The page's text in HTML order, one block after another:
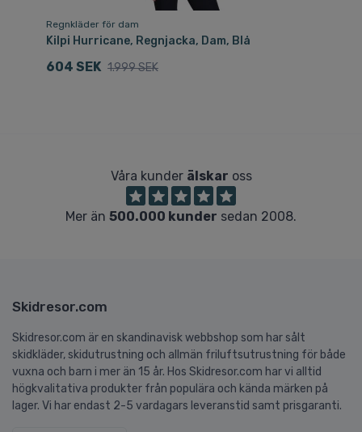
Regnkläder för dam
Kilpi Hurricane, Regnjacka, Dam, Blå
604 SEK 1.999 SEK
Våra kunder älskar oss
Mer än 500.000 kunder sedan 2008.
Skidresor.com
Skidresor.com är en skandinavisk webbshop som har sålt
skidkläder, skidutrustning och allmän friluftsutrustning för både
vuxna och barn i mer än 15 år. Hos Skidresor.com har vi alltid
högkvalitativa produkter från populära och kända märken på
lager. Vi har endast 2-5 vardagars leveranstid samt prisgaranti.